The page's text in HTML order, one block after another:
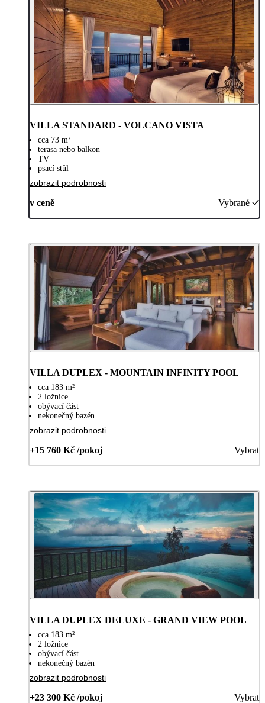
VILLA STANDARD - VOLCANO VISTA
cca 73 m²
terasa nebo balkon
TV
psací stůl
zobrazit podrobnosti
v ceně Vybrané
VILLA DUPLEX - MOUNTAIN INFINITY POOL
cca 183 m²
2 ložnice
obývací část
nekonečný bazén
zobrazit podrobnosti
+15 760 Kč /pokoj Vybrat
VILLA DUPLEX DELUXE - GRAND VIEW POOL
cca 183 m²
2 ložnice
obývací část
nekonečný bazén
zobrazit podrobnosti
+23 300 Kč /pokoj Vybrat